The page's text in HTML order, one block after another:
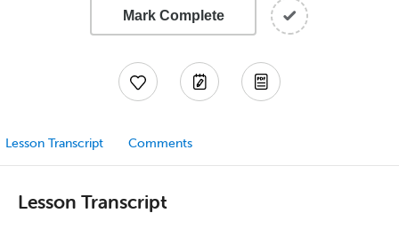
Mark Complete
Lesson Transcript Comments
Lesson Transcript